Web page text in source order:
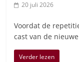
20 juli 2026
Voordat de
cast van de
Verder lezen